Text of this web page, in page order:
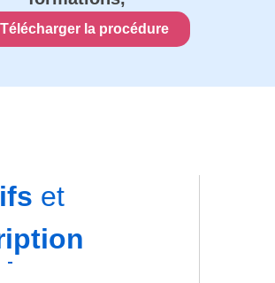
Télécharger la procédure
et